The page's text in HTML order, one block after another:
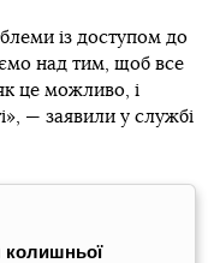
із доступом до
над тим, щоб все
це можливо, і
— заявили у службі
колишньої